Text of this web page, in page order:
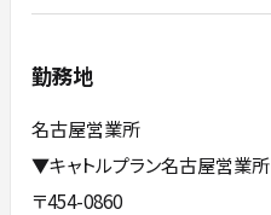
勤務地
名古屋営業所
▼キャトルプラン名古屋営業所
〒454-0860